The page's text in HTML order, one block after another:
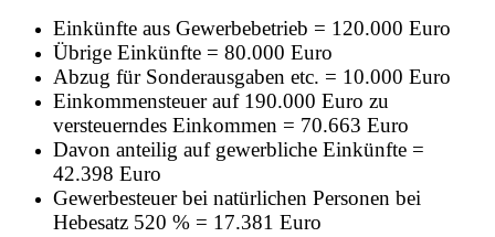
Einkünfte aus Gewerbebetrieb = 120.000 Euro
Übrige Einkünfte = 80.000 Euro
Abzug für Sonderausgaben etc. = 10.000 Euro
Einkommensteuer auf 190.000 Euro zu
versteuerndes Einkommen = 70.663 Euro
Davon anteilig auf gewerbliche Einkünfte =
42.398 Euro
Gewerbesteuer bei natürlichen Personen bei
Hebesatz 520 % = 17.381 Euro